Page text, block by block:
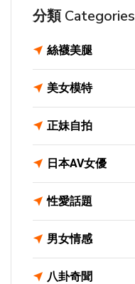
分類 Categories
絲襪美腿
美女模特
正妹自拍
日本AV女優
性愛話題
男女情感
八卦奇聞